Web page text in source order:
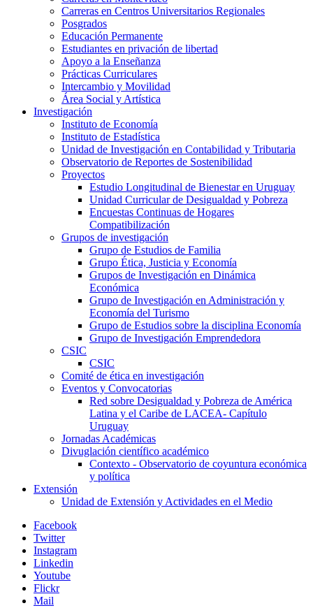
Carreras en Centros Universitarios Regionales
Posgrados
Educación Permanente
Estudiantes en privación de libertad
Apoyo a la Enseñanza
Prácticas Curriculares
Intercambio y Movilidad
Área Social y Artística
Investigación
Instituto de Economía
Instituto de Estadística
Unidad de Investigación en Contabilidad y Tributaria
Observatorio de Reportes de Sostenibilidad
Proyectos
Estudio Longitudinal de Bienestar en Uruguay
Unidad Curricular de Desigualdad y Pobreza
Encuestas Continuas de Hogares
Compatibilización
Grupos de investigación
Grupo de Estudios de Familia
Grupo Ética, Justicia y Economía
Grupos de Investigación en Dinámica
Económica
Grupo de Investigación en Administración y
Economía del Turismo
Grupo de Estudios sobre la disciplina Economía
Grupo de Investigación Emprendedora
CSIC
CSIC
Comité de ética en investigación
Eventos y Convocatorias
Red sobre Desigualdad y Pobreza de América
Latina y el Caribe de LACEA- Capítulo
Uruguay
Jornadas Académicas
Divuglación científico académico
Contexto - Observatorio de coyuntura económica
y política
Extensión
Unidad de Extensión y Actividades en el Medio
Facebook
Twitter
Instagram
Linkedin
Youtube
Flickr
Mail